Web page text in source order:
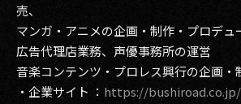
売、
マンガ・アニメの企画・制作・プロデュ
広告代理店業務、声優事務所の運営
音楽コンテンツ・プロレス興行の企画・
・企業サイト ： https://bushiroad.co.jp/